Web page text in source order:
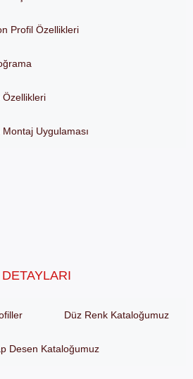
Profil Özellikleri
Uygulaması
Düz Renk Kataloğumuz
Desen Kataloğumuz